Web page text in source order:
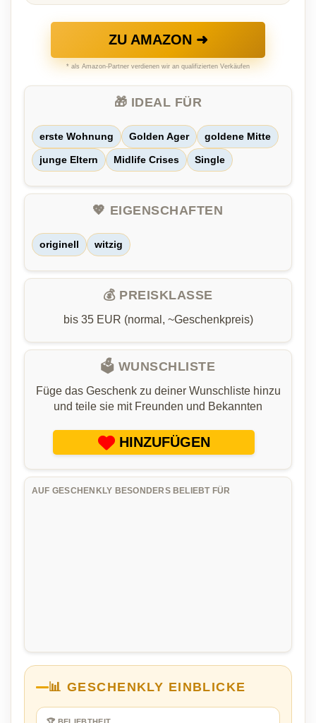
ZU AMAZON ➜
* als Amazon-Partner verdienen wir an qualifizierten Verkäufen
🎁 IDEAL FÜR
erste Wohnung Golden Ager goldene Mitte
junge Eltern Midlife Crises Single
💖 EIGENSCHAFTEN
originell witzig
💰 PREISKLASSE
bis 35 EUR (normal, ~Geschenkpreis)
🗳️ WUNSCHLISTE
Füge das Geschenk zu deiner Wunschliste hinzu
und teile sie mit Freunden und Bekannten
HINZUFÜGEN
AUF GESCHENKLY BESONDERS BELIEBT FÜR
📊 GESCHENKLY EINBLICKE